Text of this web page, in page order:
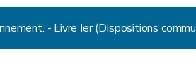
- Livre Ier (Dispositions